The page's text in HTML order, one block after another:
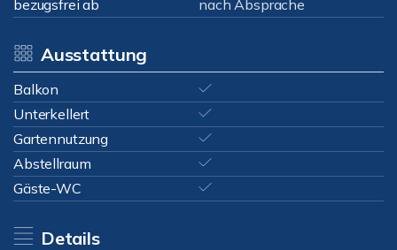
bezugsfrei ab
nach Absprache
Ausstattung
Balkon
Unterkellert
Gartennutzung
Abstellraum
Gäste-WC
Details